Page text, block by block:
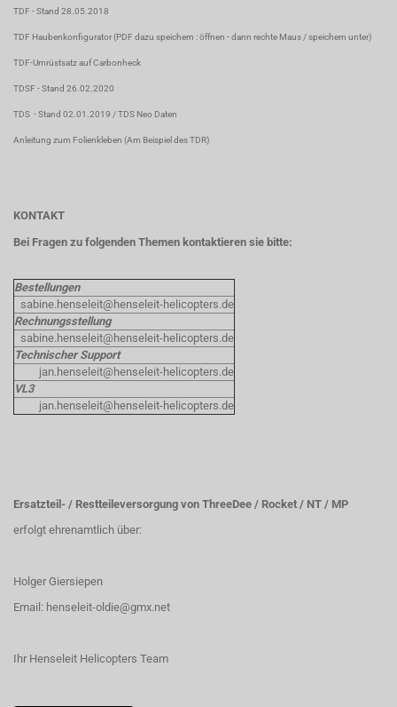
TDF - Stand 28.05.2018
TDF Haubenkonfigurator(PDF dazu speichern : öffnen - dann rechte Maus / speichern unter)
TDF-Umrüstsatz auf Carbonheck
TDSF - Stand 26.02.2020
TDS - Stand 02.01.2019 /TDS Neo Daten
Anleitung zum Folienkleben (Am Beispiel des TDR)
KONTAKT
Bei Fragen zu folgenden Themen kontaktieren sie bitte:
Bestellungen
sabine.henseleit@henseleit-helicopters.de
Rechnungsstellung
sabine.henseleit@henseleit-helicopters.de
Technischer Support
jan.henseleit@henseleit-helicopters.de
VL3
jan.henseleit@henseleit-helicopters.de
Ersatzteil- / Restteileversorgung von ThreeDee / Rocket / NT / MP
erfolgt ehrenamtlich über:
Holger Giersiepen
Email: henseleit-oldie@gmx.net
Ihr Henseleit Helicopters Team